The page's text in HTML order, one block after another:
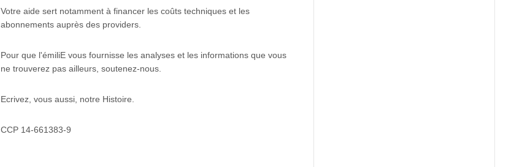
Votre aide sert notamment à financer les coûts techniques et les
abonnements auprès des providers.
Pour que l'émiliE vous fournisse les analyses et les informations que vous
ne trouverez pas ailleurs, soutenez-nous.
Ecrivez, vous aussi, notre Histoire.
CCP 14-661383-9